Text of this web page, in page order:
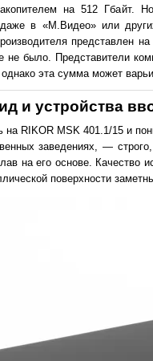
на 512 Гбайт.
в «М.Видео» или
представлен
не было. Представители
эта сумма может
и устройства
на RIKOR MSK 401.1/15 и
заведениях, —
на его основе. Качество
поверхности